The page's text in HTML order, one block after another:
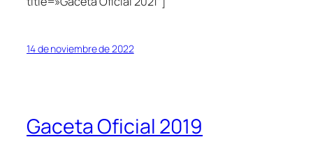
14 de noviembre de 2022
Gaceta Oficial 2019